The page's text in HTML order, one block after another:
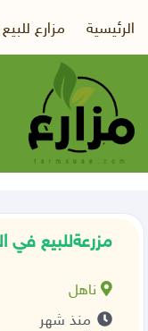
الرئيسية مزارع للبيع
مزرعةللبيع في
ناهل
منذ شهر